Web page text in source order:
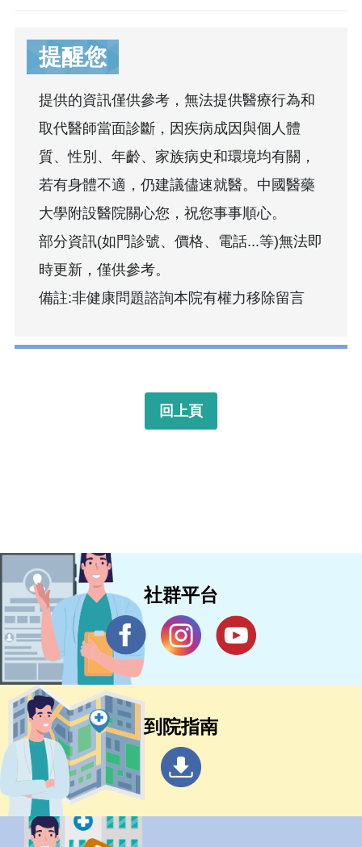
提醒您
提供的資訊僅供參考，無法提供醫療行為和
取代醫師當面診斷，因疾病成因與個人體
質、性別、年齡、家族病史和環境均有關，
若有身體不適，仍建議儘速就醫。中國醫藥
大學附設醫院關心您，祝您事事順心。
部分資訊(如門診號、價格、電話...等)無法即
時更新，僅供參考。
備註:非健康問題諮詢本院有權力移除留言
回上頁
社群平台
到院指南